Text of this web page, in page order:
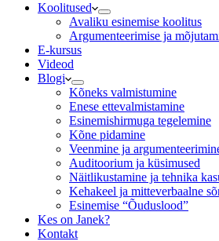
Koolitused
Avaliku esinemise koolitus
Argumenteerimise ja
E-kursus
Videod
Blogi
Kõneks valmistumine
Enese ettevalmistamine
Esinemishirmuga tegelemine
Kõne pidamine
Veenmine ja
Auditoorium ja küsimused
Näitlikustamine ja tehnika
Kehakeel ja mitteverbaalne
Esinemise “Õuduslood”
Kes on Janek?
Kontakt